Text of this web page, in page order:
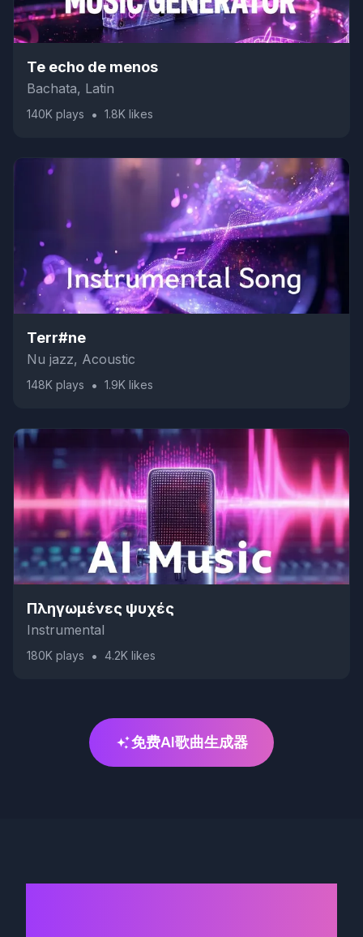
Te echo de menos
Bachata, Latin
140K plays • 1.8K likes
Terr#ne
Nu jazz, Acoustic
148K plays • 1.9K likes
Πληγωμένες ψυχές
Instrumental
180K plays • 4.2K likes
免费AI歌曲生成器